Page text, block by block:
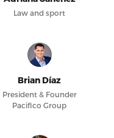
Law and sport
Brian Díaz
President & Founder
Pacifico Group